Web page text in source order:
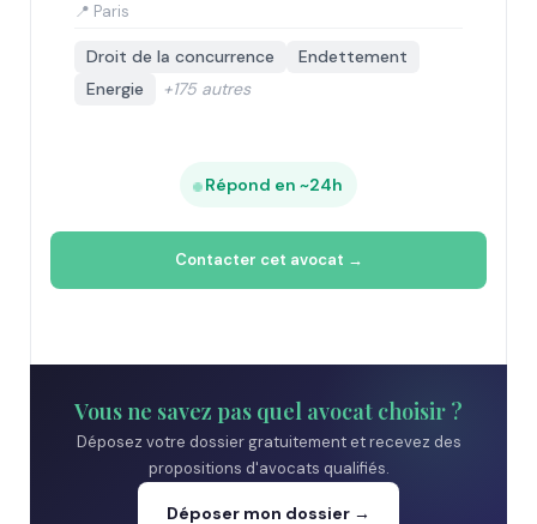
📍 Paris
Droit de la concurrence
Endettement
Energie
+175 autres
Répond en ~24h
Contacter cet avocat →
Vous ne savez pas quel avocat choisir ?
Déposez votre dossier gratuitement et recevez des
propositions d'avocats qualifiés.
Déposer mon dossier →